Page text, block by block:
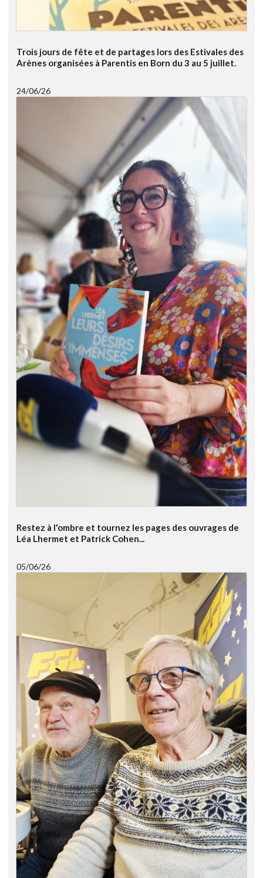
Trois jours de fête et de partages lors des Estivales des
Arènes organisées à Parentis en Born du 3 au 5 juillet.
24/06/26
Restez à l'ombre et tournez les pages des ouvrages de
Léa Lhermet et Patrick Cohen...
05/06/26